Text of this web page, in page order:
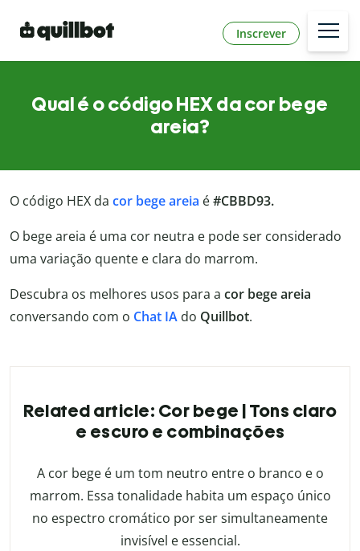
Inscrever
Qual é o código HEX da cor bege
areia?
O código HEX da cor bege areia é#CBBD93.
O bege areia é uma cor neutra e pode ser considerado
uma variação quente e clara do marrom.
Descubra os melhores usos para a cor bege areia
conversando com o Chat IA do Quillbot.
Related article: Cor bege | Tons claro
e escuro e combinações
A cor bege é um tom neutro entre o branco e o
marrom. Essa tonalidade habita um espaço único
no espectro cromático por ser simultaneamente
invisível e essencial.